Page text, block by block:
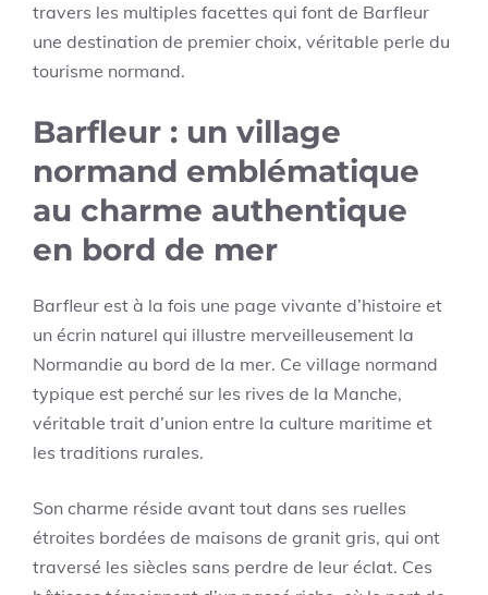
travers les multiples facettes qui font de Barfleur
une destination de premier choix, véritable perle du
tourisme normand.
Barfleur : un village
normand emblématique
au charme authentique
en bord de mer
Barfleur est à la fois une page vivante d’histoire et
un écrin naturel qui illustre merveilleusement la
Normandie au bord de la mer. Ce village normand
typique est perché sur les rives de la Manche,
véritable trait d’union entre la culture maritime et
les traditions rurales.
Son charme réside avant tout dans ses ruelles
étroites bordées de maisons de granit gris, qui ont
traversé les siècles sans perdre de leur éclat. Ces